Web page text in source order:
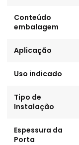
Conteúdo
embalagem
Aplicação
Uso indicado
Tipo de
Instalação
Espessura da
Porta